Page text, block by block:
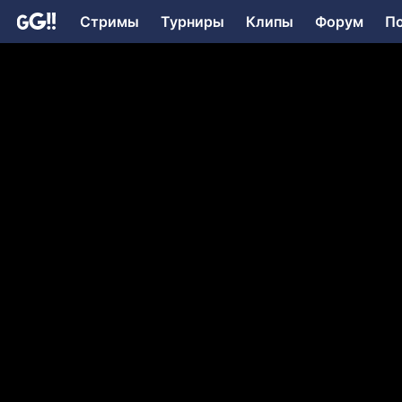
Стримы Турниры Клипы Форум